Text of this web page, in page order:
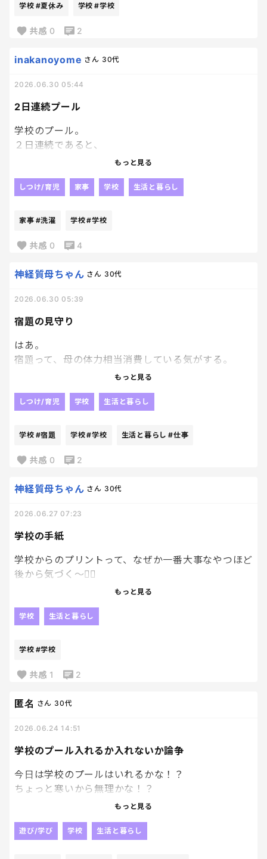
続々と学校用品持ち帰ってくるからさっさとかたづ
学校 #夏休み 学校 #学校
共感 0 2
2日連続プール
inakanoyome さん 30代
2026.06.30 05:44
学校のプール。
２日連続であると、
洗濯めんどぉ～････ってなる。
マリオのタオル買ったけど
ビックリするくらい色つきの毛が
褪せそうだから幹太くんNGタオル。
えー二枚あった方がいい説ー？🫠
もっと見る
しつけ/育児 家事 学校 生活と暮らし
家事 #洗濯 学校#学校
共感 0 4
宿題の見守り
神経質母ちゃん さん 30代
2026.06.30 05:39
はあ。
宿題って、母の体力相当消費している気がする。
「宿題やったの?」って聞いて、「やった」って返事
いっていうあのパターン、何回繰り返されるんだろ
教えようとしても「やり方違う」とか「学校でこう
ね。笑
んか妙に譲れない時あるんだよね、子供って。
あと漢字の書き取りとか、同じ字をひたすら書くだ
中力切れて、消しゴムのカスで遊び始めたり、鉛筆く
見てる側の方が先に「早く終わらせて」って気持ち
いなそんな気持ちです、、
もっと見る
しつけ/育児 学校 生活と暮らし
学校 #宿題 学校#学校 生活と暮らし #仕事
共感 0 2
学校の手紙
神経質母ちゃん さん 30代
2026.06.27 07:23
学校からのプリントって、なぜか一番大事なやつほど
後から気づく〜😮‍💨
に「あれ出した？」って聞かれて焦るパターン。
ママ友に「それうちもやった」って言われるとちょっ
もっと見る
学校 生活と暮らし
学校 #学校
共感 1 2
学校のプール入れるか入れないか論争
匿名 さん 30代
2026.06.24 14:51
今日は学校のプールはいれるかな！？
ちょっと寒いから無理かな！？
っていう会話を、毎日してる今日この頃。
プールの授業が始まると、絶対この会話を毎日して
もっと見る
遊び/学び 学校 生活と暮らし